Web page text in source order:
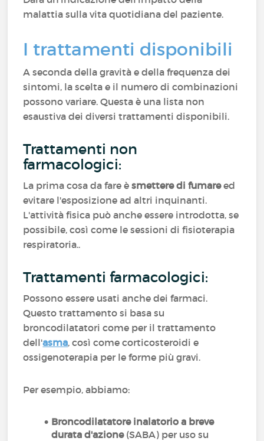
malattia sulla vita quotidiana del paziente.
I trattamenti disponibili
A seconda della gravità e della frequenza dei
sintomi, la scelta e il numero di combinazioni
possono variare. Questa è una lista non
esaustiva dei diversi trattamenti disponibili.
Trattamenti non
farmacologici:
La prima cosa da fare èsmettere di fumareed
evitare l'esposizione ad altri inquinanti.
L'attività fisica può anche essere introdotta, se
possibile, così come le sessioni di fisioterapia
respiratoria..
Trattamenti farmacologici:
Possono essere usati anche dei farmaci.
Questo trattamento si basa su
broncodilatatori come per il trattamento
dell'asma, così come corticosteroidi e
ossigenoterapia per le forme più gravi.
Per esempio, abbiamo:
Broncodilatatore inalatorio a breve
durata d'azione(SABA) per uso su